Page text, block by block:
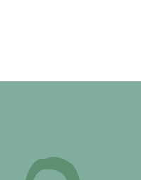
Commeil Marie